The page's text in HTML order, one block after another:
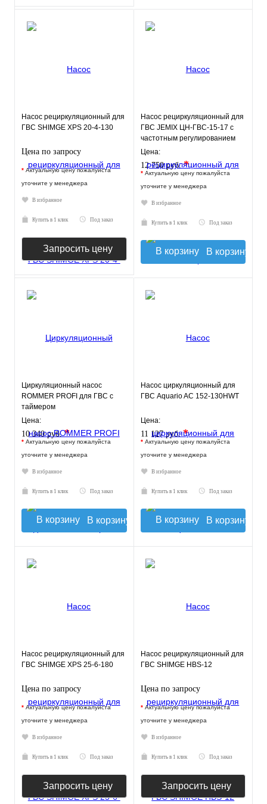
Насос рециркуляционный для
ГВС SHIMGE XPS 20-4-130
Цена по запросу
* Актуальную цену пожалуйста
уточните у менеджера
В избранное
Купить в 1 клик Под заказ
Запросить цену
Насос рециркуляционный для
ГВС JEMIX ЦН-ГВС-15-17 с
частотным регулированием
Цена:
12 750 руб.*
* Актуальную цену пожалуйста
уточните у менеджера
В избранное
Купить в 1 клик Под заказ
В корзину
Циркуляционный насос
ROMMER PROFI для ГВС с
таймером
Цена:
10 340 руб.*
* Актуальную цену пожалуйста
уточните у менеджера
В избранное
Купить в 1 клик Под заказ
В корзину
Насос циркуляционный для
ГВС Aquario AC 152-130HWT
Цена:
11 127 руб.*
* Актуальную цену пожалуйста
уточните у менеджера
В избранное
Купить в 1 клик Под заказ
В корзину
Насос рециркуляционный для
ГВС SHIMGE XPS 25-6-180
Цена по запросу
* Актуальную цену пожалуйста
уточните у менеджера
В избранное
Купить в 1 клик Под заказ
Запросить цену
Насос рециркуляционный для
ГВС SHIMGE HBS-12
Цена по запросу
* Актуальную цену пожалуйста
уточните у менеджера
В избранное
Купить в 1 клик Под заказ
Запросить цену